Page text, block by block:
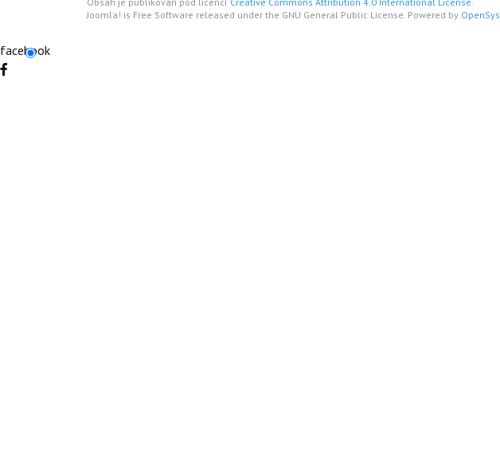
Joomla! is Free Software released under the GNU General Public License. Powered by OpenSys
facebook